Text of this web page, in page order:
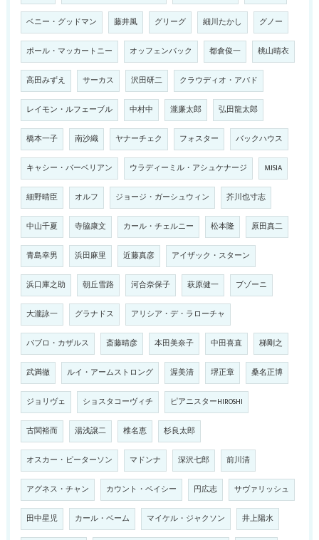
ベニー・グッドマン 藤井風 グリーグ 細川たかし グノー
ポール・マッカートニー オッフェンバック 都倉俊一 桃山晴衣
高田みずえ サーカス 沢田研二 クラウディオ・アバド
レイモン・ルフェーブル 中村中 瀧廉太郎 弘田龍太郎
橋本一子 南沙織 ヤナーチェク フォスター バックハウス
キャシー・バーベリアン ウラディーミル・アシュケナージ MISIA
細野晴臣 オルフ ジョージ・ガーシュウィン 芥川也寸志
中山千夏 寺脇康文 カール・チェルニー 松本隆 原田真二
青島幸男 浜田麻里 近藤真彦 アイザック・スターン
浜口庫之助 朝丘雪路 河合奈保子 萩原健一 ブゾーニ
大瀧詠一 グラナドス アリシア・デ・ラローチャ
パブロ・カザルス 斎藤晴彦 本田美奈子 中田喜直 梯剛之
武満徹 ルイ・アームストロング 渥美清 堺正章 桑名正博
ジョリヴェ ショスタコーヴィチ ピアニスターHIROSHI
古関裕而 湯浅譲二 椎名恵 杉良太郎
オスカー・ピーターソン マドンナ 深沢七郎 前川清
アグネス・チャン カウント・ベイシー 円広志 サヴァリッシュ
田中星児 カール・ベーム マイケル・ジャクソン 井上陽水